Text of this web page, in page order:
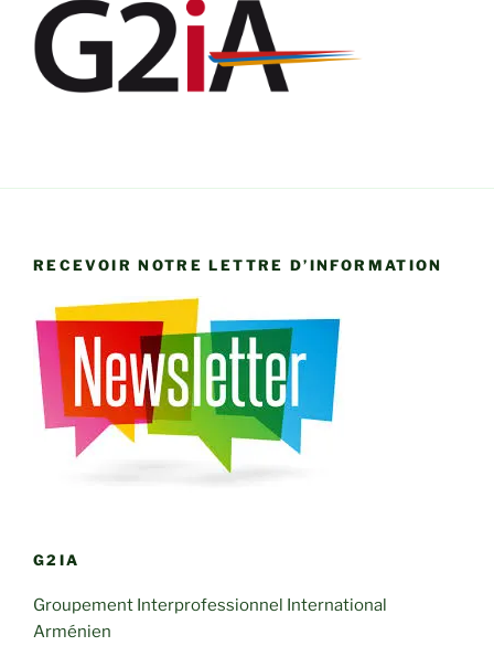
RECEVOIR NOTRE LETTRE D’INFORMATION
G2IA
Groupement Interprofessionnel International
Arménien